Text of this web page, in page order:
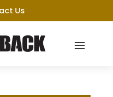
Us